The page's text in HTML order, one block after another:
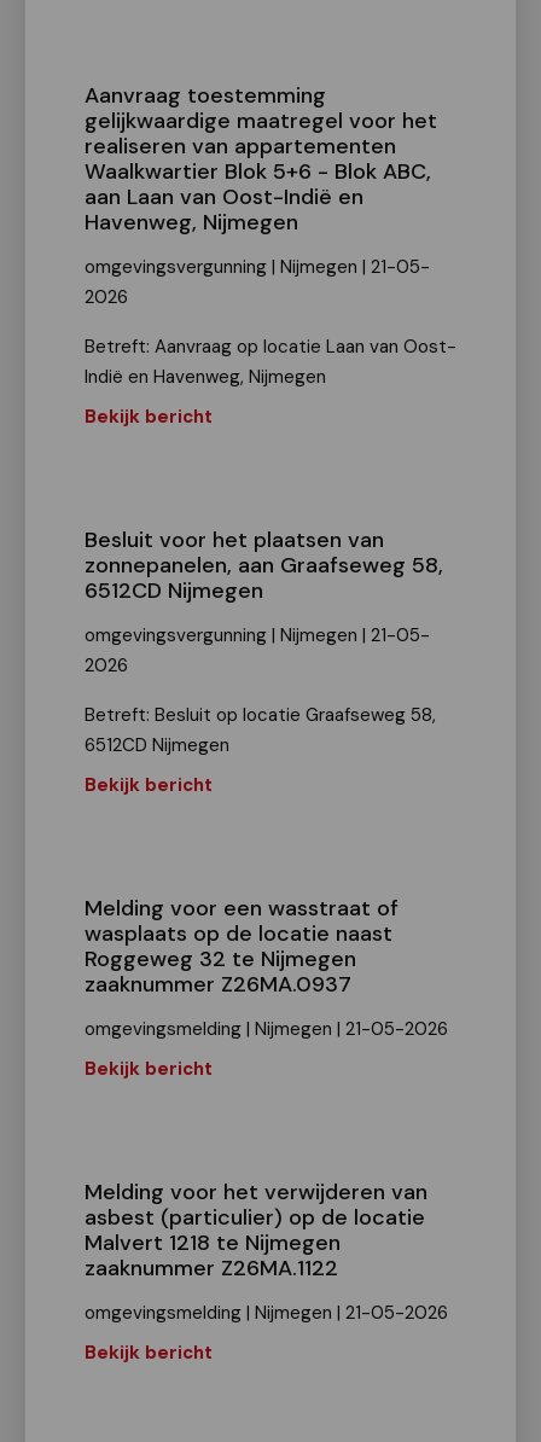
Aanvraag toestemming
gelijkwaardige maatregel voor het
realiseren van appartementen
Waalkwartier Blok 5+6 - Blok ABC,
aan Laan van Oost-Indië en
Havenweg, Nijmegen
omgevingsvergunning | Nijmegen | 21-05-
2026
Betreft: Aanvraag op locatie Laan van Oost-
Indië en Havenweg, Nijmegen
Bekijk bericht
Besluit voor het plaatsen van
zonnepanelen, aan Graafseweg 58,
6512CD Nijmegen
omgevingsvergunning | Nijmegen | 21-05-
2026
Betreft: Besluit op locatie Graafseweg 58,
6512CD Nijmegen
Bekijk bericht
Melding voor een wasstraat of
wasplaats op de locatie naast
Roggeweg 32 te Nijmegen
zaaknummer Z26MA.0937
omgevingsmelding | Nijmegen | 21-05-2026
Bekijk bericht
Melding voor het verwijderen van
asbest (particulier) op de locatie
Malvert 1218 te Nijmegen
zaaknummer Z26MA.1122
omgevingsmelding | Nijmegen | 21-05-2026
Bekijk bericht